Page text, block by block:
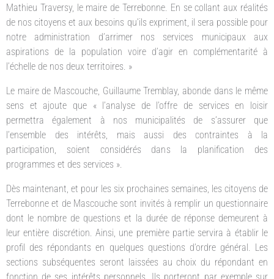
Mathieu Traversy, le maire de Terrebonne. En se collant aux réalités
de nos citoyens et aux besoins qu’ils expriment, il sera possible pour
notre administration d’arrimer nos services municipaux aux
aspirations de la population voire d’agir en complémentarité à
l’échelle de nos deux territoires. »
Le maire de Mascouche, Guillaume Tremblay, abonde dans le même
sens et ajoute que « l’analyse de l’offre de services en loisir
permettra également à nos municipalités de s’assurer que
l’ensemble des intérêts, mais aussi des contraintes à la
participation, soient considérés dans la planification des
programmes et des services ».
Dès maintenant, et pour les six prochaines semaines, les citoyens de
Terrebonne et de Mascouche sont invités à remplir un questionnaire
dont le nombre de questions et la durée de réponse demeurent à
leur entière discrétion. Ainsi, une première partie servira à établir le
profil des répondants en quelques questions d’ordre général. Les
sections subséquentes seront laissées au choix du répondant en